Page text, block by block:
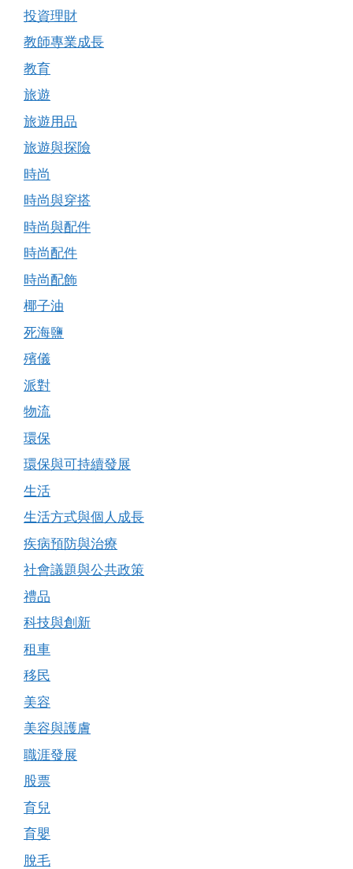
投資理財
教師專業成長
教育
旅遊
旅遊用品
旅遊與探險
時尚
時尚與穿搭
時尚與配件
時尚配件
時尚配飾
椰子油
死海鹽
殯儀
派對
物流
環保
環保與可持續發展
生活
生活方式與個人成長
疾病預防與治療
社會議題與公共政策
禮品
科技與創新
租車
移民
美容
美容與護膚
職涯發展
股票
育兒
育嬰
脫毛